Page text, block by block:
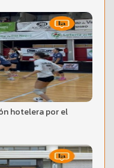
hotelera por el